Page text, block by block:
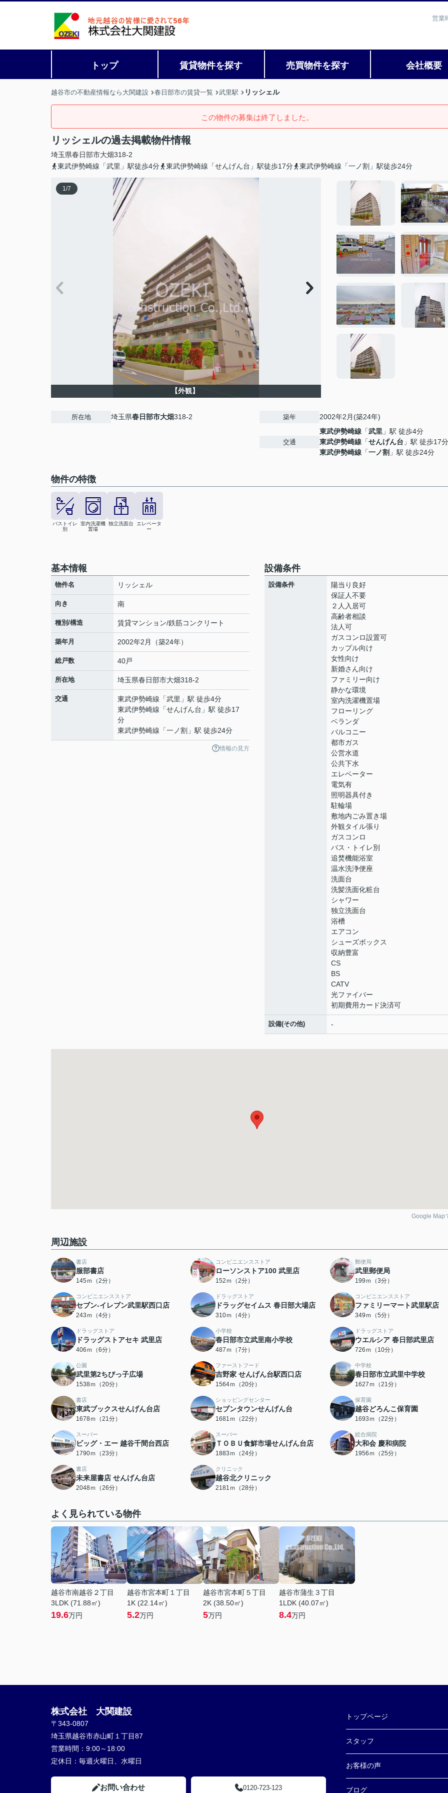
営業
トップ 賃貸物件を探す 売買物件を探す 会社概要
越谷市の不動産情報なら大関建設 春日部市の賃貸一覧 武里駅 リッシェル
この物件の募集は終了しました。
リッシェルの過去掲載物件情報
埼玉県春日部市大畑318-2
東武伊勢崎線「武里」駅徒歩4分
東武伊勢崎線「せんげん台」駅徒歩17分 東武伊勢崎線「一ノ割」駅徒歩24分
1/7
【外観】
所在地 埼玉県春日部市大畑318-2 築年 2002年2月(築24年)
交通
東武伊勢崎線 「武里 」駅 徒歩4分
東武伊勢崎線 「せんげん台 」駅 徒歩17分
東武伊勢崎線 「一ノ割 」駅 徒歩24分
物件の特徴
バストイレ
別
室内洗濯機
置場
独立洗面台
エレベータ
ー
基本情報
物件名 リッシェル
向き 南
種別/構造 賃貸マンション/鉄筋コンクリート
築年月 2002年2月（築24年）
総戸数 40戸
所在地 埼玉県春日部市大畑318-2
交通 東武伊勢崎線 「武里 」駅 徒歩4分
東武伊勢崎線 「せんげん台 」駅 徒歩17
分
東武伊勢崎線 「一ノ割 」駅 徒歩24分
情報の見方
設備条件
設備条件
陽当り良好
保証人不要
２人入居可
高齢者相談
法人可
ガスコンロ設置可
カップル向け
女性向け
新婚さん向け
ファミリー向け
静かな環境
室内洗濯機置場
フローリング
ベランダ
バルコニー
都市ガス
公営水道
公共下水
エレベーター
電気有
照明器具付き
駐輪場
敷地内ごみ置き場
外観タイル張り
ガスコンロ
バス・トイレ別
追焚機能浴室
温水洗浄便座
洗面台
洗髪洗面化粧台
シャワー
独立洗面台
浴槽
エアコン
シューズボックス
収納豊富
CS
BS
CATV
光ファイバー
初期費用カード決済可
設備(その他) -
Google Map
周辺施設
書店
服部書店
145ｍ（2分）
コンビニエンスストア
ローソンストア100 武里店
152ｍ（2分）
郵便局
武里郵便局
199ｍ（3分）
コンビニエンスストア
セブン-イレブン武里駅西口店
243ｍ（4分）
ドラッグストア
ドラッグセイムス 春日部大場店
310ｍ（4分）
コンビニエンスストア
ファミリーマート武里駅店
349ｍ（5分）
ドラッグストア
ドラッグストアセキ 武里店
406ｍ（6分）
小学校
春日部市立武里南小学校
487ｍ（7分）
ドラッグストア
ウエルシア 春日部武里店
726ｍ（10分）
公園
武里第2ちびっ子広場
1538ｍ（20分）
ファーストフード
吉野家 せんげん台駅西口店
1564ｍ（20分）
中学校
春日部市立武里中学校
1627ｍ（21分）
書店
東武ブックスせんげん台店
1678ｍ（21分）
ショッピングセンター
セブンタウンせんげん台
1681ｍ（22分）
保育園
越谷どろんこ保育園
1693ｍ（22分）
スーパー
ビッグ・エー 越谷千間台西店
1790ｍ（23分）
スーパー
ＴＯＢＵ食鮮市場せんげん台店
1883ｍ（24分）
総合病院
大和会 慶和病院
1956ｍ（25分）
書店
未来屋書店 せんげん台店
2048ｍ（26分）
クリニック
越谷北クリニック
2181ｍ（28分）
よく見られている物件
越谷市南越谷２丁目
3LDK (71.88㎡)
19.6万円
越谷市宮本町１丁目
1K (22.14㎡)
5.2万円
越谷市宮本町５丁目
2K (38.50㎡)
5万円
越谷市蒲生３丁目
1LDK (40.07㎡)
8.4万円
株式会社 大関建設
〒343-0807
埼玉県越谷市赤山町１丁目87
営業時間： 9:00～18:00
定休日： 毎週火曜日、水曜日
お問い合わせ 0120-723-123
トップページ
スタッフ
お客様の声
ブログ